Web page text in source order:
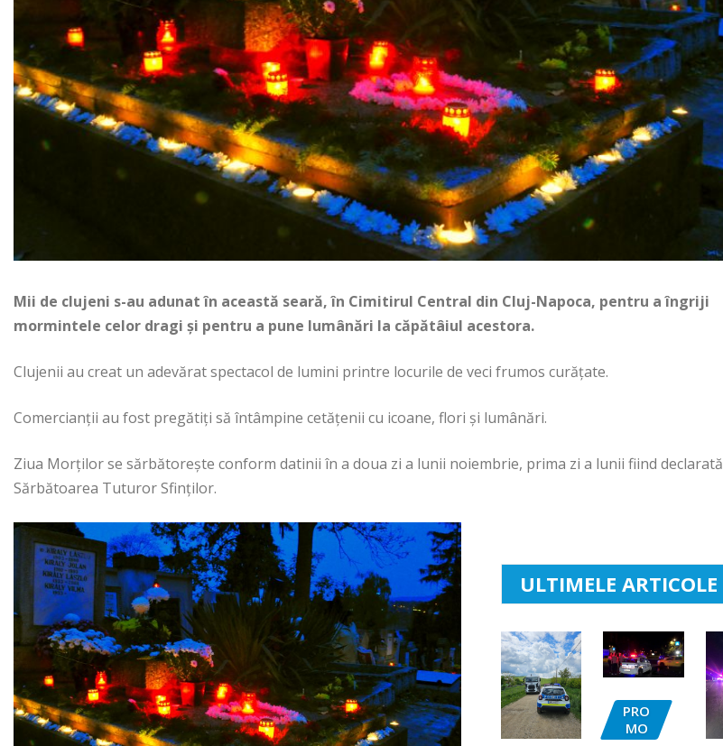
Mii de clujeni s-au adunat în această seară, în Cimitirul Central din Cluj-Napoca, pentru a îngriji
mormintele celor dragi şi pentru a pune lumânări la căpătâiul acestora.
Clujenii au creat un adevărat spectacol de lumini printre locurile de veci frumos curăţate.
Comercianţii au fost pregătiţi să întâmpine cetăţenii cu icoane, flori şi lumânări.
Ziua Morţilor se sărbătoreşte conform datinii în a doua zi a lunii noiembrie, prima zi a lunii fiind declarată
Sărbătoarea Tuturor Sfinţilor.
ULTIMELE ARTICOLE
PRO
MO